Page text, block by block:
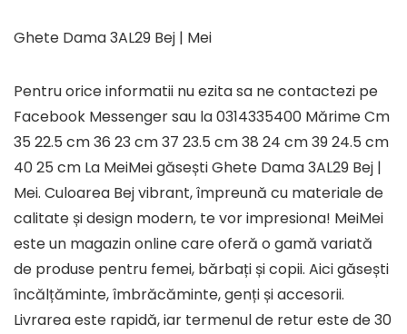
Ghete Dama 3AL29 Bej | Mei
Pentru orice informatii nu ezita sa ne contactezi pe
Facebook Messenger sau la 0314335400 Mărime Cm
35 22.5 cm 36 23 cm 37 23.5 cm 38 24 cm 39 24.5 cm
40 25 cm La MeiMei găsești Ghete Dama 3AL29 Bej |
Mei. Culoarea Bej vibrant, împreună cu materiale de
calitate și design modern, te vor impresiona! MeiMei
este un magazin online care oferă o gamă variată
de produse pentru femei, bărbați și copii. Aici găsești
încălțăminte, îmbrăcăminte, genți și accesorii.
Livrarea este rapidă, iar termenul de retur este de 30